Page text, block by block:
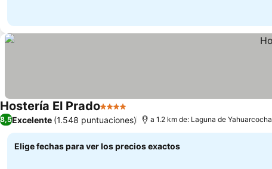
Hostería El Prado4 Estrellas
8,5Excelente (1.548 puntuaciones) a 1.2 km de: Laguna de Yahuarcocha
Elige fechas para ver los precios exactos